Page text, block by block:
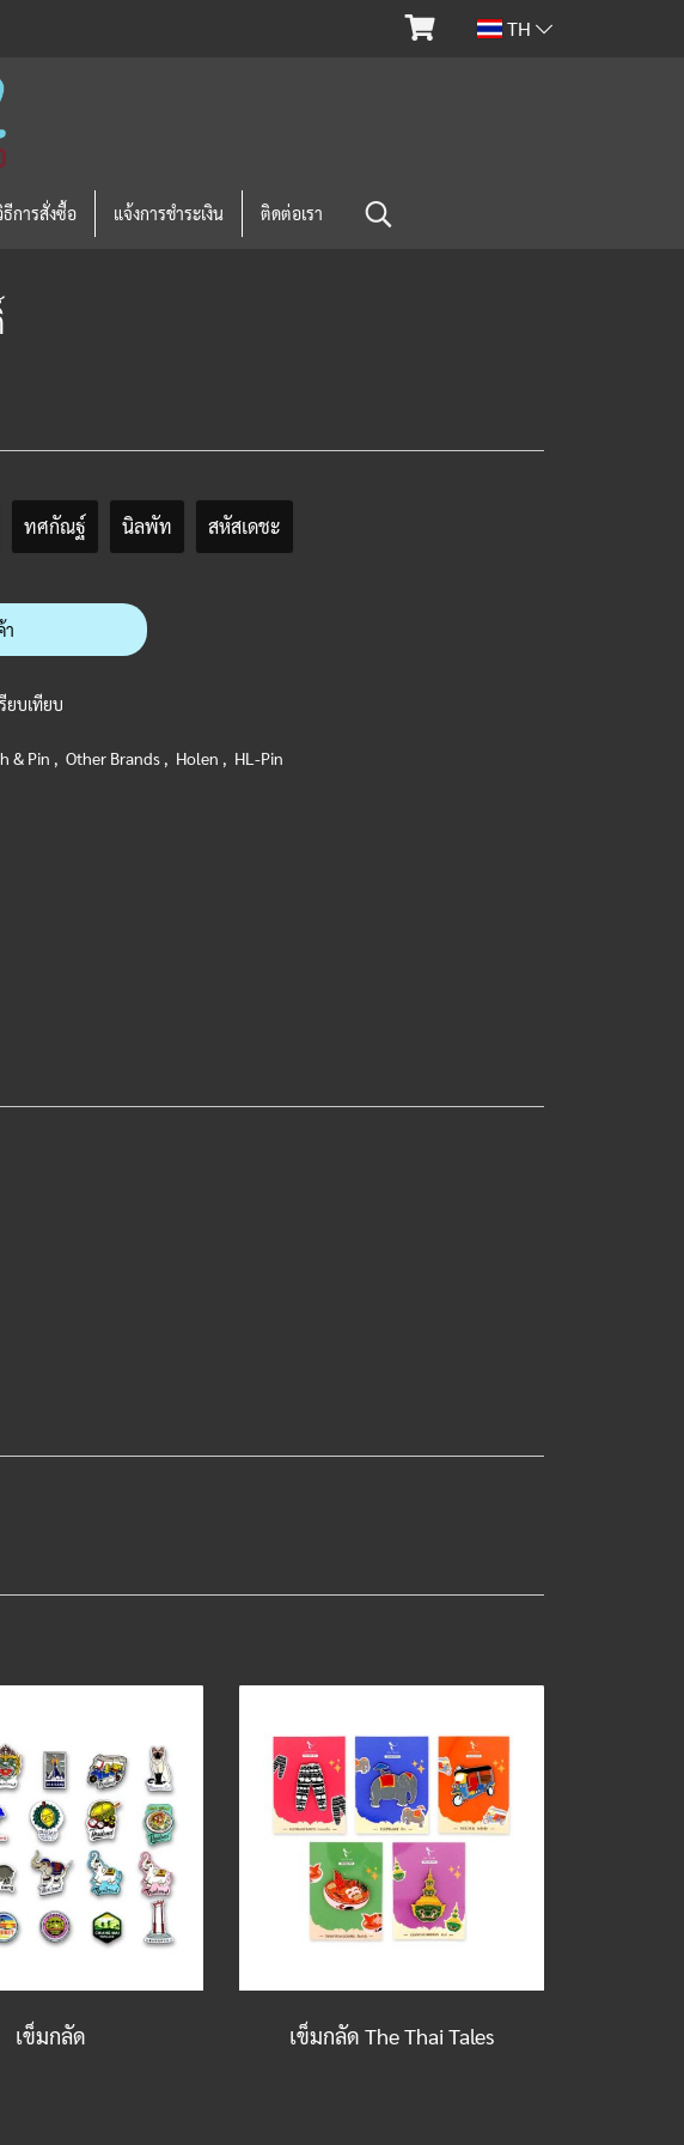
TH
ธีการสั่งซื้อ แจ้งการชำระเงิน ติดต่อเรา
ทศกัณฐ์ นิลพัท สหัสเดชะ
า
ยบเทียบ
& Pin , Other Brands , Holen , HL-Pin
เข็มกลัด เข็มกลัด The Thai Tales